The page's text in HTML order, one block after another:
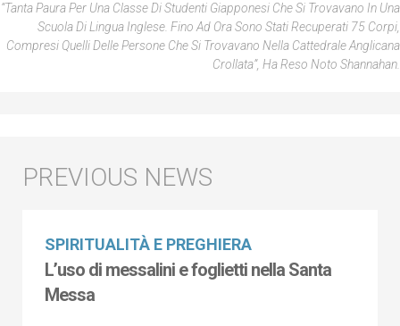
“Tanta Paura Per Una Classe Di Studenti Giapponesi Che Si Trovavano In Una
Scuola Di Lingua Inglese. Fino Ad Ora Sono Stati Recuperati 75 Corpi,
Compresi Quelli Delle Persone Che Si Trovavano Nella Cattedrale Anglicana
Crollata”, Ha Reso Noto Shannahan.
SPIRITUALITÀ E PREGHIERA
L’uso di messalini e foglietti nella Santa
Messa